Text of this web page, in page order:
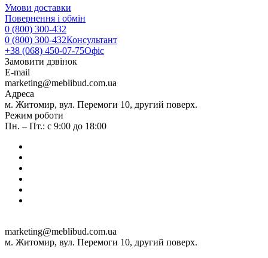
Умови доставки
Повернення і обмін
0 (800) 300-432
0 (800) 300-432Консультант
+38 (068) 450-07-75Офіс
Замовити дзвінок
E-mail
marketing@meblibud.com.ua
Адреса
м. Житомир, вул. Перемоги 10, другий поверх.
Режим роботи
Пн. – Пт.: с 9:00 до 18:00
marketing@meblibud.com.ua
м. Житомир, вул. Перемоги 10, другий поверх.